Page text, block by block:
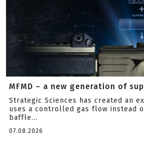
MFMD – a new generation of
Strategic Sciences has created an
uses a controlled gas flow instead
baffle...
07.08.2026